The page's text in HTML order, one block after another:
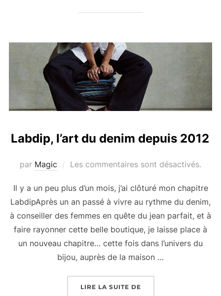
Labdip, l’art du denim depuis 2012
par Magic Les commentaires sont désactivés.
Il y a un peu plus d’un mois, j’ai clôturé mon chapitre
LabdipAprès un an passé à vivre au rythme du denim,
à conseiller des femmes en quête du jean parfait, et à
faire rayonner cette belle boutique, je laisse place à
un nouveau chapitre… cette fois dans l’univers du
bijou, auprès de la maison …
LIRE LA SUITE DE